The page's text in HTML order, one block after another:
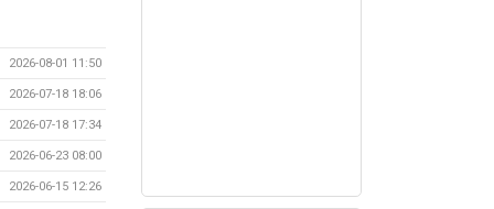
2026-08-01 11:50
2026-07-18 18:06
2026-07-18 17:34
2026-06-23 08:00
2026-06-15 12:26